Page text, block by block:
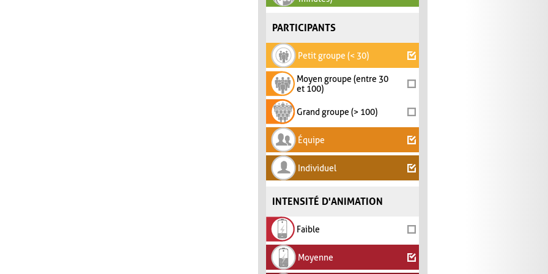
PARTICIPANTS
Petit groupe (< 30)
Moyen groupe (entre 30
et 100)
Grand groupe (> 100)
Équipe
Individuel
INTENSITÉ D'ANIMATION
Faible
Moyenne